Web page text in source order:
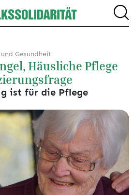
Gesundheit
Häusliche Pflege
ist für die Pflege